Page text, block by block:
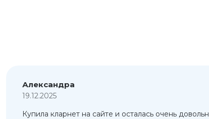
Александра
19.12.2025
Купила кларнет на сайте и осталась очень